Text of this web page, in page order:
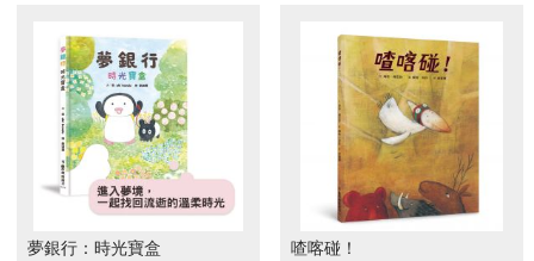
夢銀行：時光寶盒 喳喀碰！